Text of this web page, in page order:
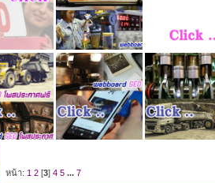
หน้า: 1 2 [3]4 5 ...7